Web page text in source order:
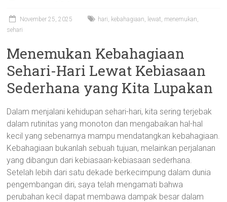
November 25, 2025 hari, kebahagiaan, lewat, menemukan,
sehari
Menemukan Kebahagiaan
Sehari-Hari Lewat Kebiasaan
Sederhana yang Kita Lupakan
Dalam menjalani kehidupan sehari-hari, kita sering terjebak
dalam rutinitas yang monoton dan mengabaikan hal-hal
kecil yang sebenarnya mampu mendatangkan kebahagiaan.
Kebahagiaan bukanlah sebuah tujuan, melainkan perjalanan
yang dibangun dari kebiasaan-kebiasaan sederhana.
Setelah lebih dari satu dekade berkecimpung dalam dunia
pengembangan diri, saya telah mengamati bahwa
perubahan kecil dapat membawa dampak besar dalam